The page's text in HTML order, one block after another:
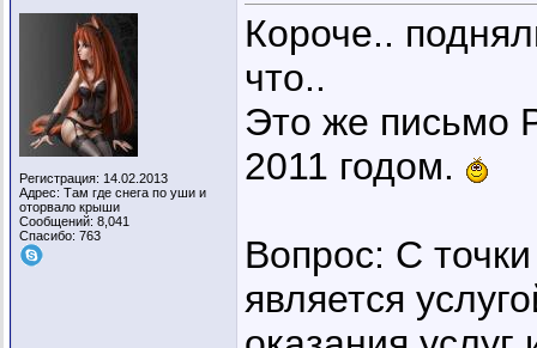
Регистрация: 14.02.2013
Адрес: Там где снега по уши и
оторвало крыши
Сообщений: 8,041
Спасибо: 763
Короче..
что..
Это же письмо
2011 годом.
Вопрос: С
является